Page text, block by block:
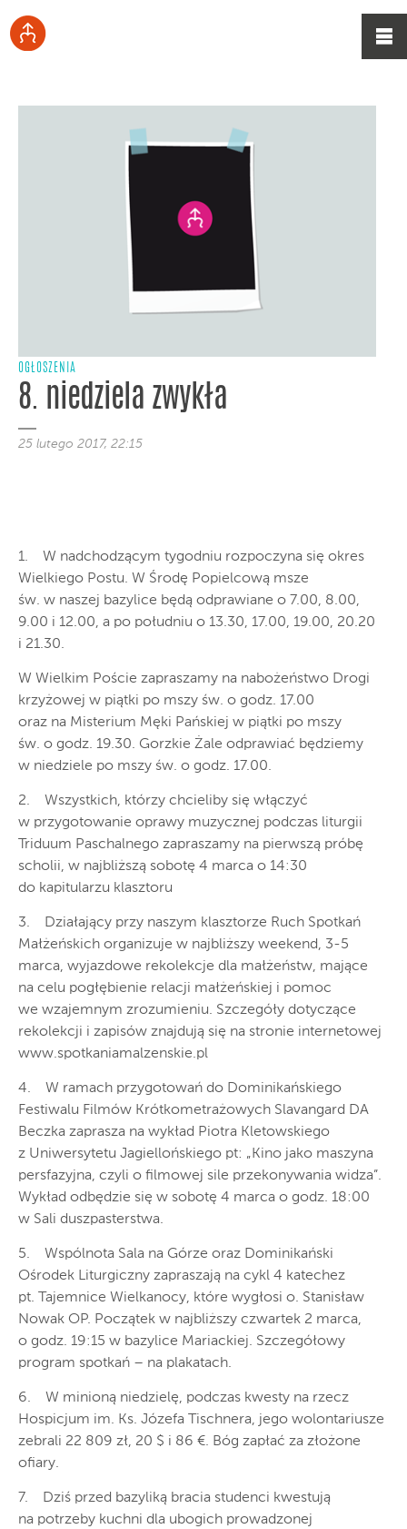
OGŁOSZENIA
8. niedziela zwykła
25 lutego 2017, 22:15
1. W nadchodzącym tygodniu rozpoczyna się okres
Wielkiego Postu. W Środę Popielcową msze
św. w naszej bazylice będą odprawiane o 7.00, 8.00,
9.00 i 12.00, a po południu o 13.30, 17.00, 19.00, 20.20
i 21.30.
W Wielkim Poście zapraszamy na nabożeństwo Drogi
krzyżowej w piątki po mszy św. o godz. 17.00
oraz na Misterium Męki Pańskiej w piątki po mszy
św. o godz. 19.30. Gorzkie Żale odprawiać będziemy
w niedziele po mszy św. o godz. 17.00.
2. Wszystkich, którzy chcieliby się włączyć
w przygotowanie oprawy muzycznej podczas liturgii
Triduum Paschalnego zapraszamy na pierwszą próbę
scholii, w najbliższą sobotę 4 marca o 14:30
do kapitularzu klasztoru
3. Działający przy naszym klasztorze Ruch Spotkań
Małżeńskich organizuje w najbliższy weekend, 3-5
marca, wyjazdowe rekolekcje dla małżeństw, mające
na celu pogłębienie relacji małżeńskiej i pomoc
we wzajemnym zrozumieniu. Szczegóły dotyczące
rekolekcji i zapisów znajdują się na stronie internetowej
www.spotkaniamalzenskie.pl
4. W ramach przygotowań do Dominikańskiego
Festiwalu Filmów Krótkometrażowych Slavangard DA
Beczka zaprasza na wykład Piotra Kletowskiego
z Uniwersytetu Jagiellońskiego pt: „Kino jako maszyna
persfazyjna, czyli o filmowej sile przekonywania widza”.
Wykład odbędzie się w sobotę 4 marca o godz. 18:00
w Sali duszpasterstwa.
5. Wspólnota Sala na Górze oraz Dominikański
Ośrodek Liturgiczny zapraszają na cykl 4 katechez
pt. Tajemnice Wielkanocy, które wygłosi o. Stanisław
Nowak OP. Początek w najbliższy czwartek 2 marca,
o godz. 19:15 w bazylice Mariackiej. Szczegółowy
program spotkań – na plakatach.
6. W minioną niedzielę, podczas kwesty na rzecz
Hospicjum im. Ks. Józefa Tischnera, jego wolontariusze
zebrali 22 809 zł, 20 $ i 86 €. Bóg zapłać za złożone
ofiary.
7. Dziś przed bazyliką bracia studenci kwestują
na potrzeby kuchni dla ubogich prowadzonej